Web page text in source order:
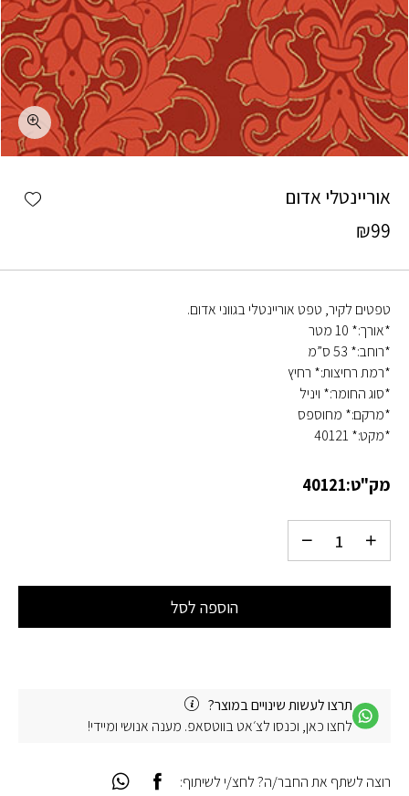
אוריינטלי אדום
₪99
טפטים לקיר, טפט אוריינטלי בגווני אדום.
*אורך:* 10 מטר
*רוחב:* 53 ס”מ
*רמת רחיצות:* רחיץ
*סוג החומר:* ויניל
*מרקם:* מחוספס
*מקט:* 40121
מק"ט:40121
הוספה לסל
תרצו לעשות שינויים במוצר?
לחצו כאן, וכנסו לצ׳אט בווטסאפ. מענה אנושי ומיידי!
רוצה לשתף את החבר/ה? לחצ/י לשיתוף: